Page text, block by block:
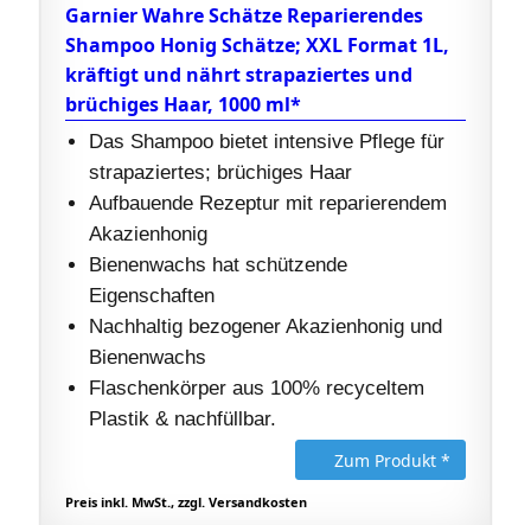
Garnier Wahre Schätze Reparierendes
Shampoo Honig Schätze; XXL Format 1L,
kräftigt und nährt strapaziertes und
brüchiges Haar, 1000 ml*
Das Shampoo bietet intensive Pflege für
strapaziertes; brüchiges Haar
Aufbauende Rezeptur mit reparierendem
Akazienhonig
Bienenwachs hat schützende
Eigenschaften
Nachhaltig bezogener Akazienhonig und
Bienenwachs
Flaschenkörper aus 100% recyceltem
Plastik & nachfüllbar.
Zum Produkt *
Preis inkl. MwSt., zzgl. Versandkosten